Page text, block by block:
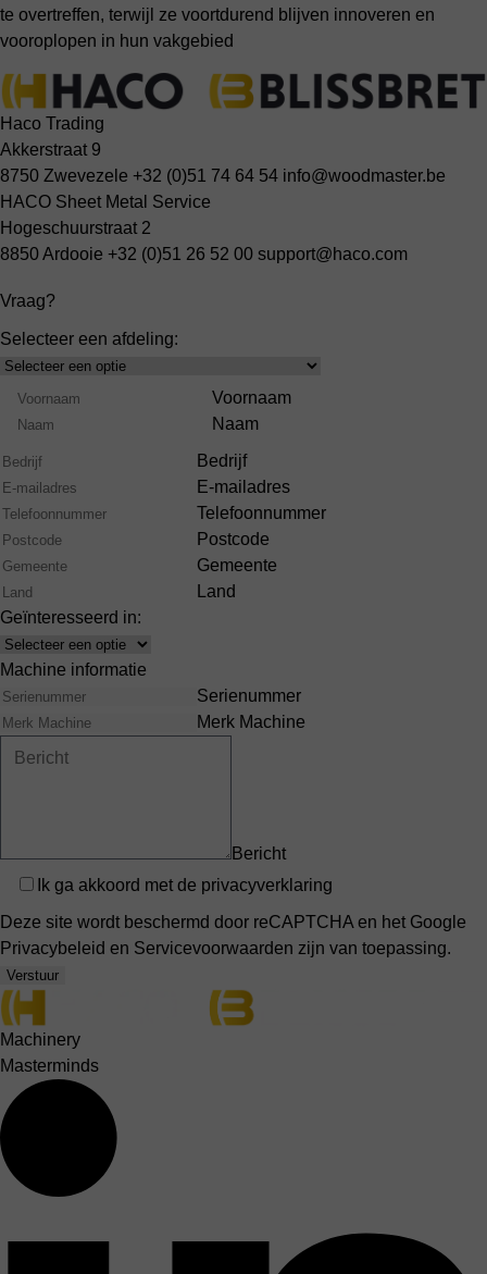
te overtreffen, terwijl ze voortdurend blijven innoveren en
vooroplopen in hun vakgebied
Haco Trading
Akkerstraat 9
8750 Zwevezele +32 (0)51 74 64 54 info@woodmaster.be
HACO Sheet Metal Service
Hogeschuurstraat 2
8850 Ardooie +32 (0)51 26 52 00 support@haco.com
Vraag?
Selecteer een afdeling:
Select
Product
Range
Naam
Voornaam
Naam
Bedrijf
E-mailadres
Telefoonnummer
Postcode
Gemeente
Land
Geïnteresseerd in:
Interests
Machine informatie
Serienummer
Merk Machine
Bericht
Privacy
Ik ga akkoord met de privacyverklaring
Deze site wordt beschermd door reCAPTCHA en het Google
Privacybeleid en Servicevoorwaarden zijn van toepassing.
Verstuur
Machinery
Masterminds